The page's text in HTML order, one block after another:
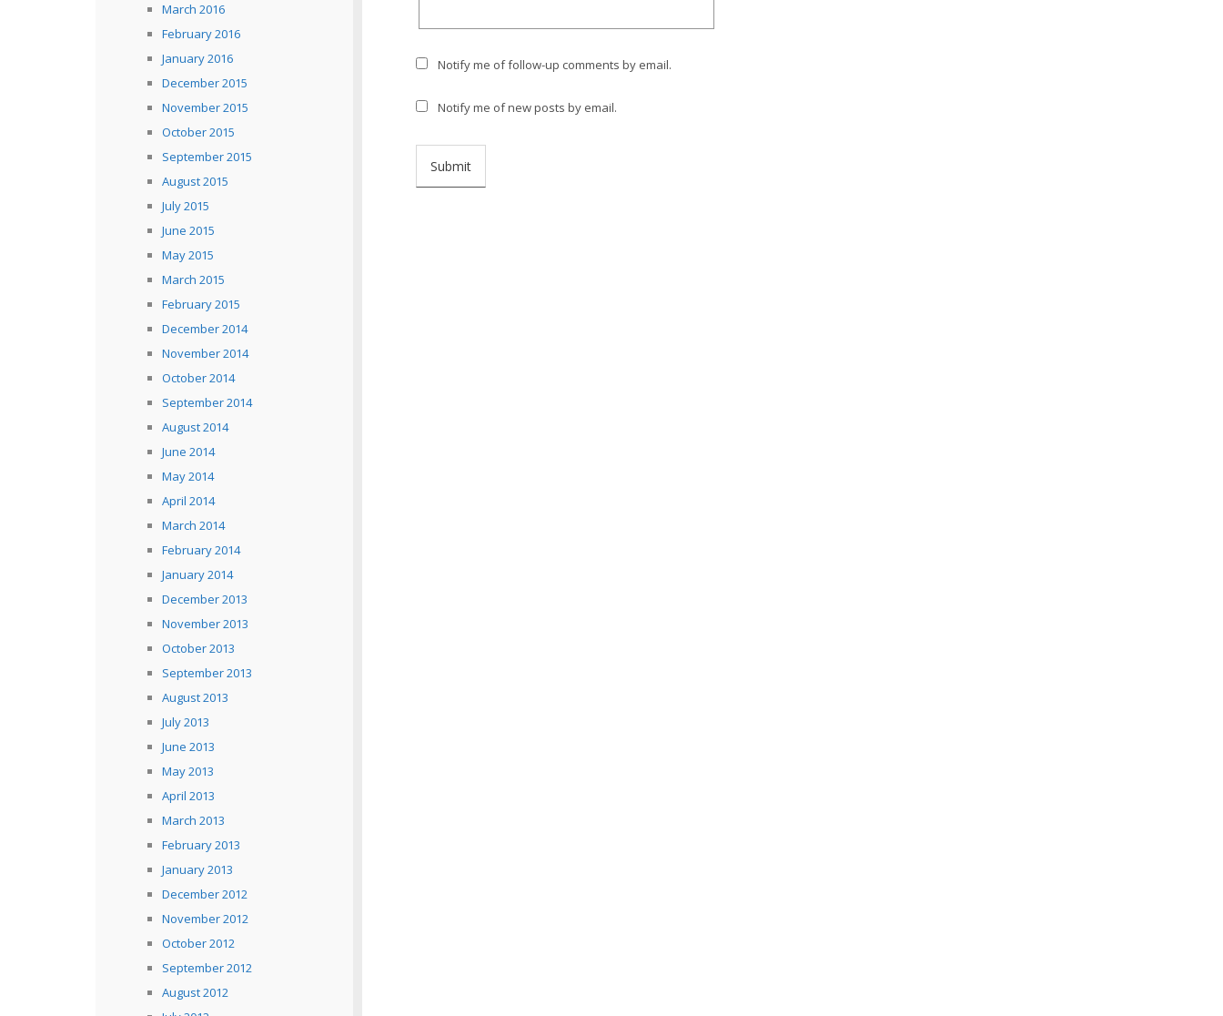
Notify me of follow-up comments by email.
Notify me of new posts by email.
March 2016
February 2016
January 2016
December 2015
November 2015
October 2015
September 2015
August 2015
July 2015
June 2015
May 2015
March 2015
February 2015
December 2014
November 2014
October 2014
September 2014
August 2014
June 2014
May 2014
April 2014
March 2014
February 2014
January 2014
December 2013
November 2013
October 2013
September 2013
August 2013
July 2013
June 2013
May 2013
April 2013
March 2013
February 2013
January 2013
December 2012
November 2012
October 2012
September 2012
August 2012